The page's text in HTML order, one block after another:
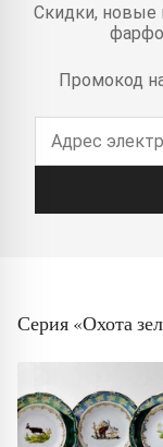
Скидки, новые
Промокод
Серия «Охота